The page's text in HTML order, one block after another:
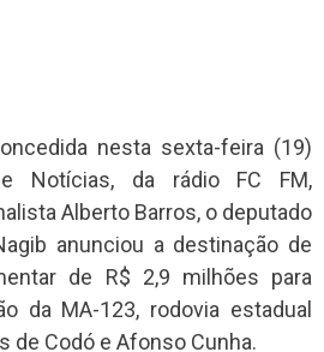
nesta sexta-feira (19)
Notícias, da rádio FC FM,
Alberto Barros, o deputado
anunciou a destinação de
de R$ 2,9 milhões para
da MA-123, rodovia estadual
de Codó e Afonso Cunha.